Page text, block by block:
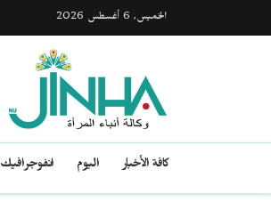
الخميس, 6 أغسطس 2026
كافة الأخبار اليوم انفوجرافيك